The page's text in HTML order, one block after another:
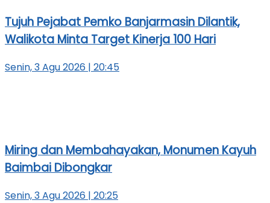
Tujuh Pejabat Pemko Banjarmasin Dilantik,
Walikota Minta Target Kinerja 100 Hari
Senin, 3 Agu 2026 | 20:45
Miring dan Membahayakan, Monumen Kayuh
Baimbai Dibongkar
Senin, 3 Agu 2026 | 20:25